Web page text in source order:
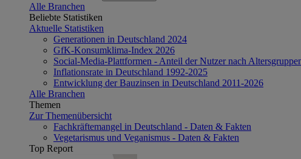
Alle Branchen
Beliebte Statistiken
Aktuelle Statistiken
Generationen in Deutschland 2024
GfK-Konsumklima-Index 2026
Social-Media-Plattformen - Anteil der Nutzer nach
Inflationsrate in Deutschland 1992-2025
Entwicklung der Bauzinsen in Deutschland 2011-2026
Alle Branchen
Themen
Zur Themenübersicht
Fachkräftemangel in Deutschland - Daten & Fakten
Vegetarismus und Veganismus - Daten & Fakten
Top Report